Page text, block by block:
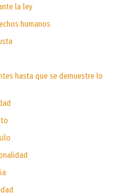
la ley
humanos
hasta que se demuestre lo